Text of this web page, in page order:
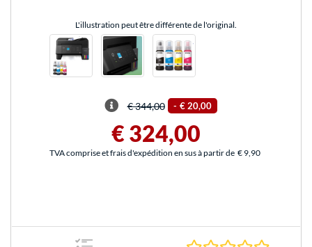
L'illustration peut être différente de l'original.
€ 344,00 - € 20,00
€ 324,00
TVA comprise et frais d'expédition en sus à partir de € 9,90